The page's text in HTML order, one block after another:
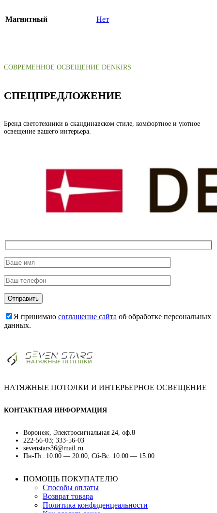
Магнитный Нет
СОВРЕМЕННОЕ ОСВЕЩЕНИЕ DENKIRS
СПЕЦПРЕДЛОЖЕНИЕ
Бренд светотехники в скандинавском стиле, комфортное и уютное
освещение вашего интерьера.
Я принимаю соглашение сайта об обработке персональных
данных.
НАТЯЖНЫЕ ПОТОЛКИ И ИНТЕРЬЕРНОЕ ОСВЕЩЕНИЕ
КОНТАКТНАЯ ИНФОРМАЦИЯ
Воронеж, Электросигнальная 24, оф.8
222-56-03; 333-56-03
sevenstars36@mail.ru
Пн-Пт: 10:00 — 20:00; Сб-Вс: 10:00 — 15:00
ПОМОЩЬ ПОКУПАТЕЛЮ
Способы оплаты
Возврат товара
Политика конфиденцеальности